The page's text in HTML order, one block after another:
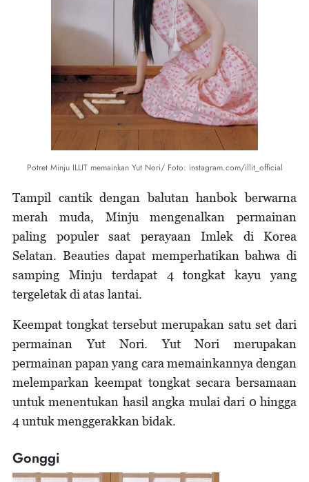
Potret Minju ILLIT memainkan Yut Nori/ Foto: instagram.com/illit_official
Tampil cantik dengan balutan hanbok berwarna
merah muda, Minju mengenalkan permainan
paling populer saat perayaan Imlek di Korea
Selatan. Beauties dapat memperhatikan bahwa di
samping Minju terdapat 4 tongkat kayu yang
tergeletak di atas lantai.
Keempat tongkat tersebut merupakan satu set dari
permainan Yut Nori. Yut Nori merupakan
permainan papan yang cara memainkannya dengan
melemparkan keempat tongkat secara bersamaan
untuk menentukan hasil angka mulai dari 0 hingga
4 untuk menggerakkan bidak.
Gonggi